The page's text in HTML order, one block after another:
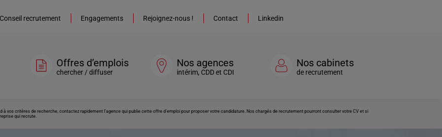
Conseil recrutement Engagements Rejoignez-nous ! Contact Linkedin
Offres d’emplois
chercher / diffuser
Nos agences
intérim, CDD et CDI
Nos cabinets
de recrutement
vos critères de recherche, contactez rapidement l’agence qui publie cette offre d’emploi pour proposer votre candidature. Nos chargés de recrutement pourront consulter votre CV et si
qui recrute.